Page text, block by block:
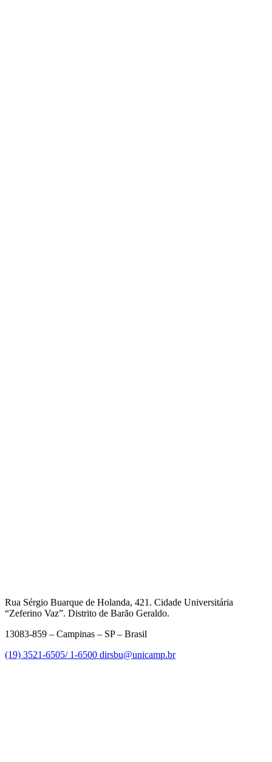
Rua Sérgio Buarque de Holanda, 421. Cidade Universitária
“Zeferino Vaz”. Distrito de Barão Geraldo.
13083-859 – Campinas – SP – Brasil
(19) 3521-6505/ 1-6500 dirsbu@unicamp.br